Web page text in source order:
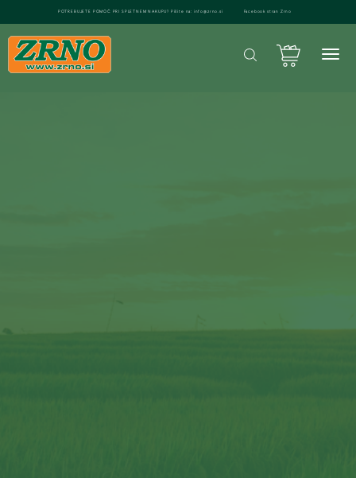
POTREBUJETE POMOČ PRI SPLETNEM NAKUPU? Pišite na: info@zrno.si Facebook stran Zrno